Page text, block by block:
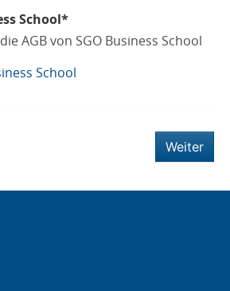
School*
AGB von SGO Business School
School
Weiter